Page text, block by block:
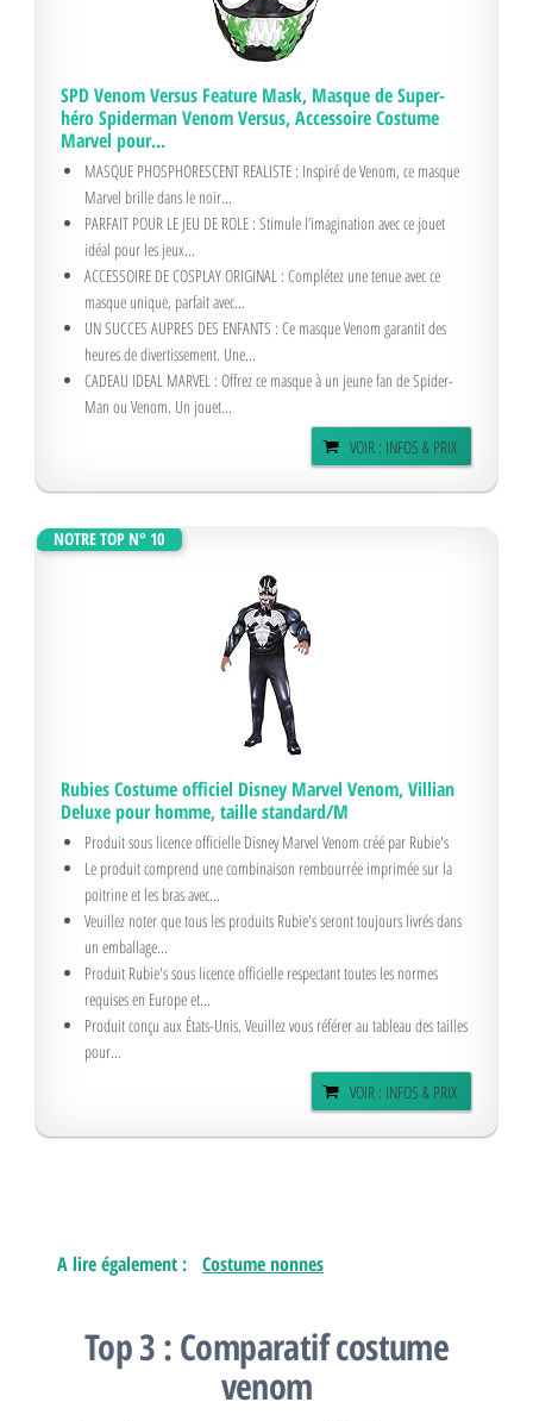
SPD Venom Versus Feature Mask, Masque de Super-
héro Spiderman Venom Versus, Accessoire Costume
Marvel pour...
MASQUE PHOSPHORESCENT REALISTE : Inspiré de Venom, ce masque
Marvel brille dans le noir...
PARFAIT POUR LE JEU DE ROLE : Stimule l’imagination avec ce jouet
idéal pour les jeux...
ACCESSOIRE DE COSPLAY ORIGINAL : Complétez une tenue avec ce
masque unique, parfait avec...
UN SUCCES AUPRES DES ENFANTS : Ce masque Venom garantit des
heures de divertissement. Une...
CADEAU IDEAL MARVEL : Offrez ce masque à un jeune fan de Spider-
Man ou Venom. Un jouet...
VOIR : INFOS & PRIX
NOTRE TOP N° 10
Rubies Costume officiel Disney Marvel Venom, Villian
Deluxe pour homme, taille standard/M
Produit sous licence officielle Disney Marvel Venom créé par Rubie's
Le produit comprend une combinaison rembourrée imprimée sur la
poitrine et les bras avec...
Veuillez noter que tous les produits Rubie's seront toujours livrés dans
un emballage...
Produit Rubie's sous licence officielle respectant toutes les normes
requises en Europe et...
Produit conçu aux États-Unis. Veuillez vous référer au tableau des tailles
pour...
VOIR : INFOS & PRIX
A lire également : Costume nonnes
Top 3 : Comparatif costume
venom